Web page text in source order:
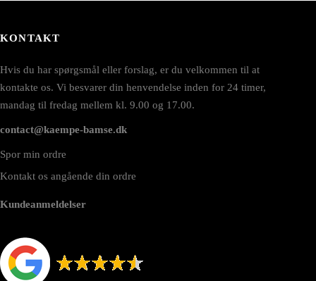
KONTAKT
Hvis du har spørgsmål eller forslag, er du velkommen til at
kontakte os. Vi besvarer din henvendelse inden for 24 timer,
mandag til fredag mellem kl. 9.00 og 17.00.
contact@kaempe-bamse.dk
Spor min ordre
Kontakt os angående din ordre
Kundeanmeldelser